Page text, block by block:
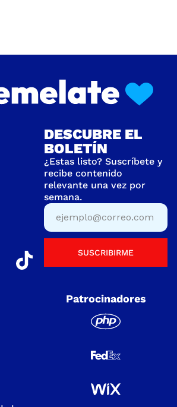
DESCUBRE EL
BOLETÍN
¿Estas listo? Suscríbete y
recibe contenido
relevante una vez por
semana.
SUSCRIBIRME
Patrocinadores